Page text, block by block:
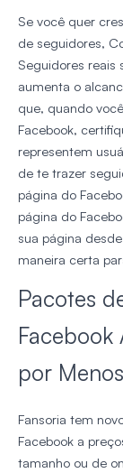
Se você quer
de seguidores,
Seguidores reais
aumenta o
que, quando
Facebook,
representem
de te trazer
página do
página do
sua página
maneira certa
Pacotes
Facebook
por Menos
Fansoria tem
Facebook a
tamanho ou de